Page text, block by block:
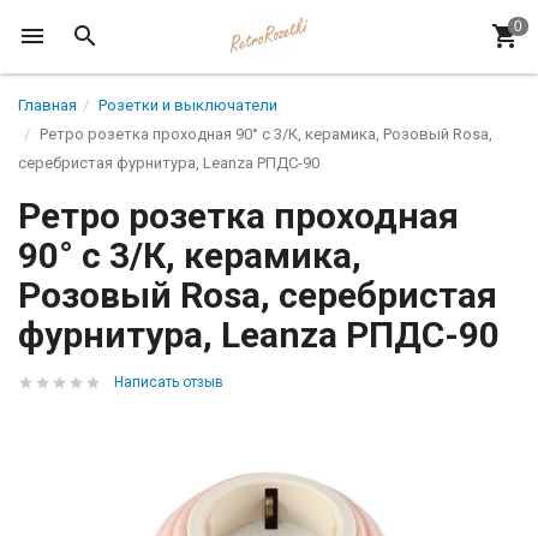
Главная
Розетки и выключатели
Ретро розетка проходная 90° с 3/К, керамика, Розовый Rosa,
серебристая фурнитура, Leanza РПДС-90
Ретро розетка проходная
90° с 3/К, керамика,
Розовый Rosa, серебристая
фурнитура, Leanza РПДС-90
Написать отзыв